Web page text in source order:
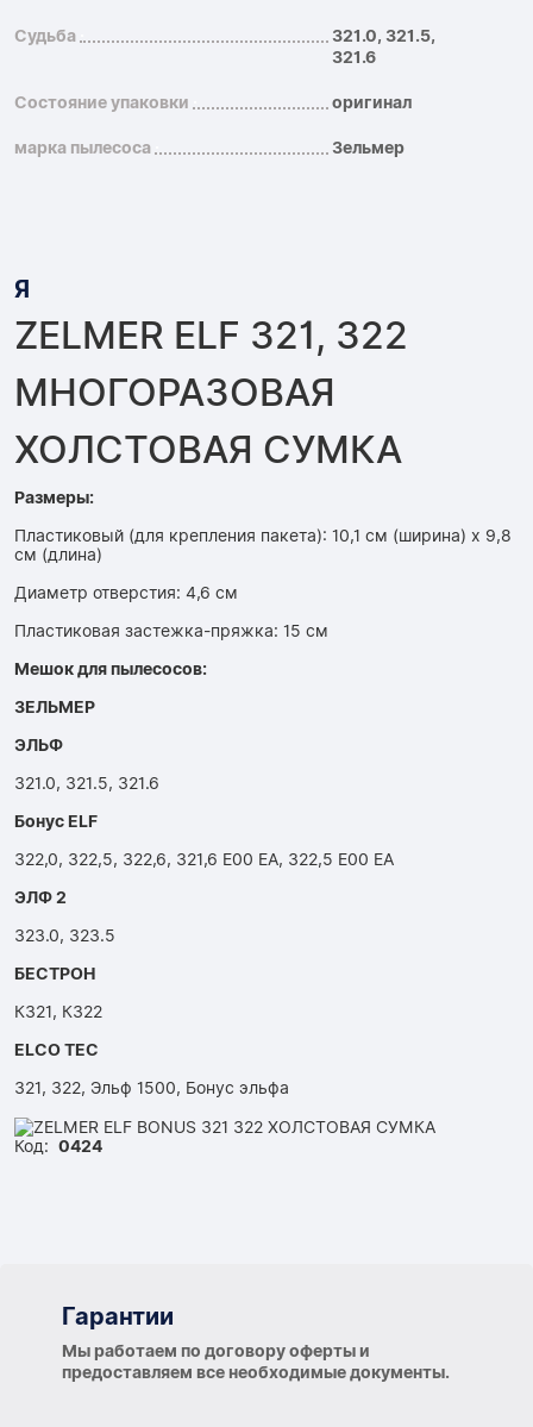
Судьба
321.0, 321.5,
321.6
Состояние упаковки оригинал
марка пылесоса Зельмер
Я
ZELMER ELF 321, 322
МНОГОРАЗОВАЯ
ХОЛСТОВАЯ СУМКА
Размеры:
Пластиковый (для крепления пакета): 10,1 см (ширина) x 9,8
см (длина)
Диаметр отверстия: 4,6 см
Пластиковая застежка-пряжка: 15 см
Мешок для пылесосов:
ЗЕЛЬМЕР
ЭЛЬФ
321.0, 321.5, 321.6
Бонус ELF
322,0, 322,5, 322,6, 321,6 Е00 ЕА, 322,5 Е00 ЕА
ЭЛФ 2
323.0, 323.5
БЕСТРОН
К321, К322
ELCO TEC
321, 322, Эльф 1500, Бонус эльфа
Код: 0424
Гарантии
Мы работаем по договору оферты и
предоставляем все необходимые документы.